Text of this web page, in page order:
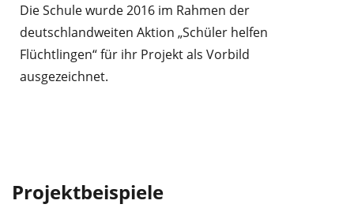
Die Schule wurde 2016 im Rahmen der
deutschlandweiten Aktion „Schüler helfen
Flüchtlingen“ für ihr Projekt als Vorbild
ausgezeichnet.
Projektbeispiele